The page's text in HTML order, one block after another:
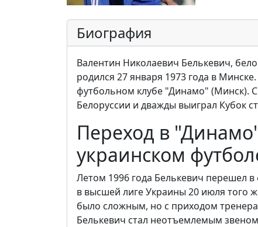
Биография
Валентин Николаевич Белькевич,
родился 27 января 1973 года в
футбольном клубе "Динамо" (Минск).
Белоруссии и дважды выиграл Кубок
Переход в
украинском
Летом 1996 года Белькевич перешел
в высшей лиге Украины 20 июля того
было сложным, но с приходом
Белькевич стал неотъемлемым